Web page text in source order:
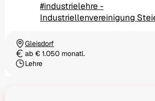
#industrielehre -
Industriellenvereinigung
Ortschaft
Gleisdorf
Gehaltab € 1.050 monatl.
Beschäftigungsart
Lehre